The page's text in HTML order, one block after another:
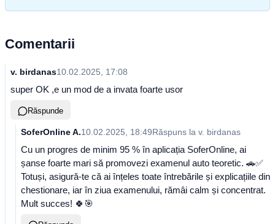
Comentarii
v. birdanas10.02.2025, 17:08
super OK ,e un mod de a invata foarte usor
Răspunde
SoferOnline A.10.02.2025, 18:49Răspuns la v. birdanas
Cu un progres de minim 95 % în aplicația SoferOnline, ai
șanse foarte mari să promovezi examenul auto teoretic. 🚗✅
Totuși, asigură-te că ai înțeles toate întrebările și explicațiile din
chestionare, iar în ziua examenului, rămâi calm și concentrat.
Mult succes! 🍀🎯